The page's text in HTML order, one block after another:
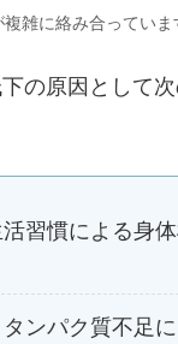
複雑に絡み合っていま
の原因として
習慣による身
ンパク質不足